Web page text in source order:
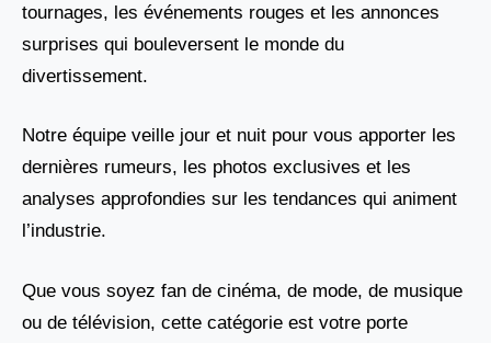
tournages, les événements rouges et les annonces
surprises qui bouleversent le monde du
divertissement.
Notre équipe veille jour et nuit pour vous apporter les
dernières rumeurs, les photos exclusives et les
analyses approfondies sur les tendances qui animent
l’industrie.
Que vous soyez fan de cinéma, de mode, de musique
ou de télévision, cette catégorie est votre porte